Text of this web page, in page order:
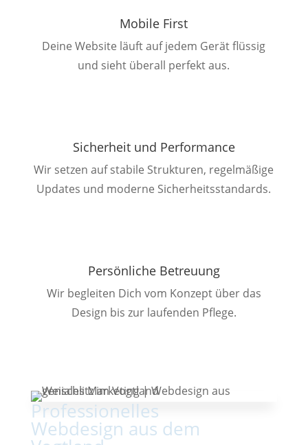
Mobile First
Deine Website läuft auf jedem Gerät flüssig
und sieht überall perfekt aus.
Sicherheit und Performance
Wir setzen auf stabile Strukturen, regelmäßige
Updates und moderne Sicherheitsstandards.
Persönliche Betreuung
Wir begleiten Dich vom Konzept über das
Design bis zur laufenden Pflege.
Professionelles
Webdesign aus dem